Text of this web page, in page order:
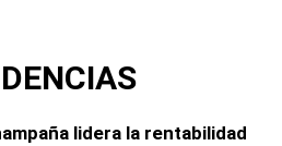
lidera la rentabilidad